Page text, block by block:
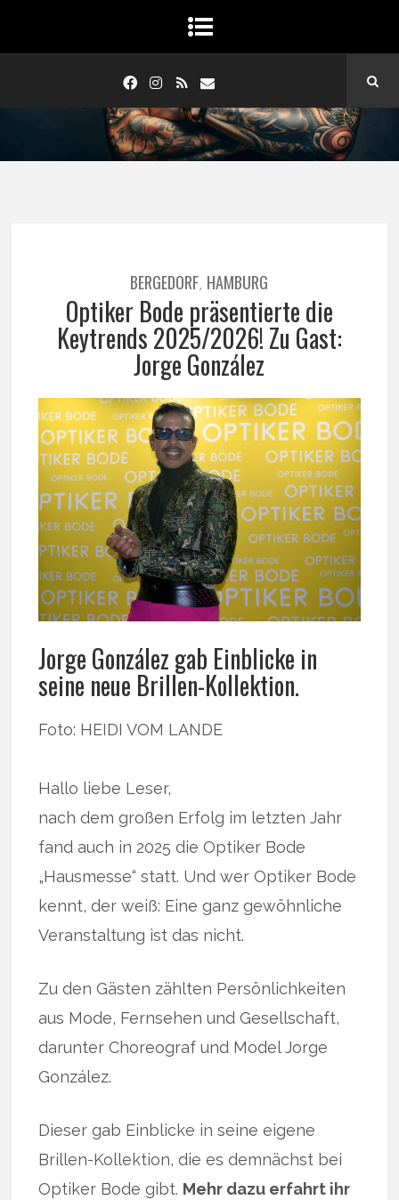
BERGEDORF, HAMBURG
Optiker Bode präsentierte die
Keytrends 2025/2026! Zu Gast:
Jorge González
Jorge González gab Einblicke in
seine neue Brillen-Kollektion.
Foto: HEIDI VOM LANDE
Hallo liebe Leser,
nach dem großen Erfolg im letzten Jahr
fand auch in 2025 die Optiker Bode
„Hausmesse“ statt. Und wer Optiker Bode
kennt, der weiß: Eine ganz gewöhnliche
Veranstaltung ist das nicht.
Zu den Gästen zählten Persönlichkeiten
aus Mode, Fernsehen und Gesellschaft,
darunter Choreograf und Model Jorge
González.
Dieser gab Einblicke in seine eigene
Brillen-Kollektion, die es demnächst bei
Optiker Bode gibt. Mehr dazu erfahrt ihr